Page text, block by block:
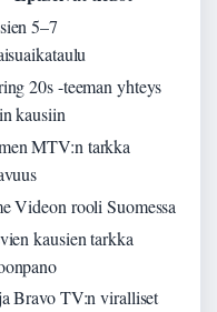
5–7
20s -teeman yhteys
kausiin
MTV:n tarkka
Videon rooli Suomessa
kausien tarkka
Bravo TV:n viralliset